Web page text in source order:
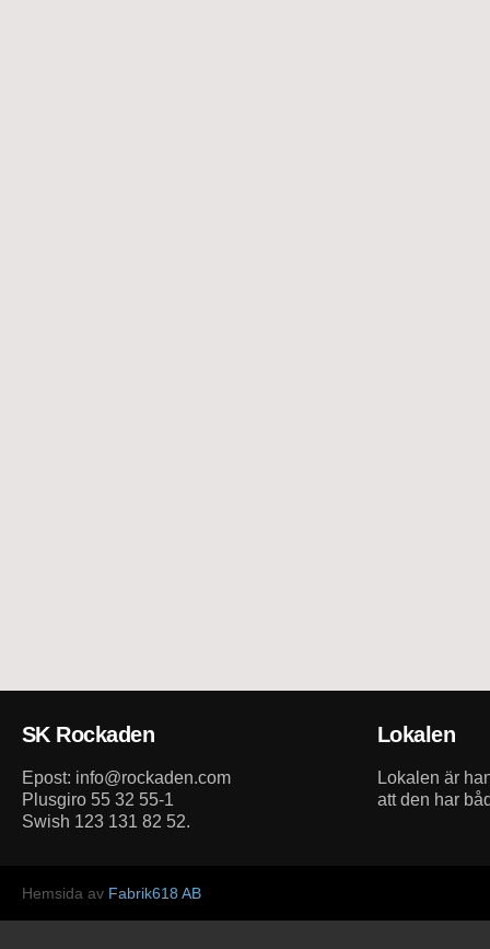
SK Rockaden
Epost: info@rockaden.com
Plusgiro 55 32 55-1
Swish 123 131 82 52.
Lokalen
Lokalen är
att den har
Hemsida av Fabrik618 AB